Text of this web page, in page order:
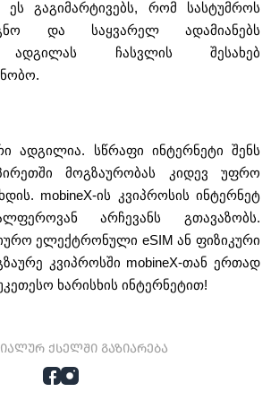
ეს გაგიმარტივებს, რომ სასტუმროს
და საყვარელ ადამიანებს
ადგილას ჩასვლის შესახებ
ადგილია. სწრაფი ინტერნეტი შენს
მოგზაურობას კიდევ უფრო
mobineX-ის კვიპროსის ინტერნეტ
არჩევანს გთავაზობს.
ელექტრონული eSIM ან ფიზიკური
კვიპროსში mobineX-თან ერთად
ხარისხის ინტერნეტით!
ქსელში გაზიარება